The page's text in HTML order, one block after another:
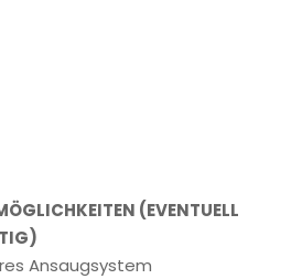
(EVENTUELL
Ansaugsystem